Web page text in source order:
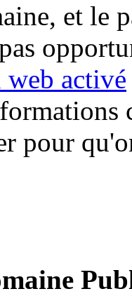
et le
web activé
pour